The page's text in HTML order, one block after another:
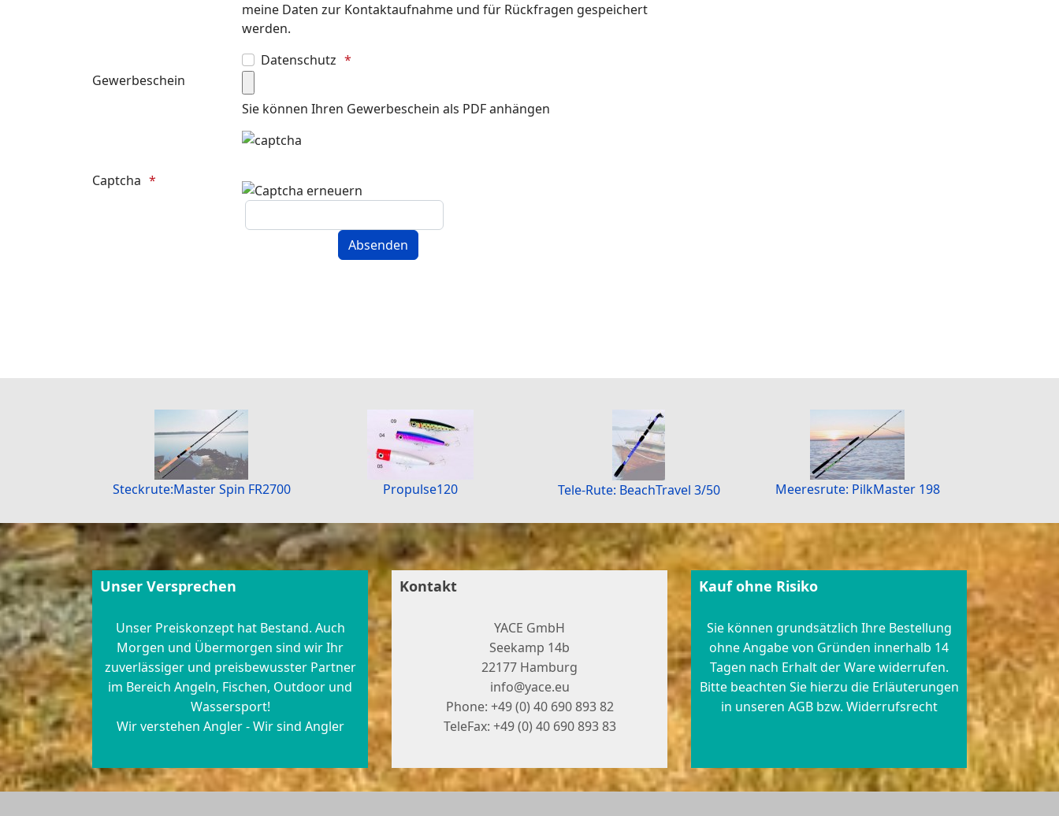
meine Daten zur Kontaktaufnahme und für Rückfragen gespeichert
werden.
Datenschutz
Gewerbeschein
Sie können Ihren Gewerbeschein als PDF anhängen
Captcha
Steckrute:Master Spin FR2700 Propulse120 Tele-Rute: BeachTravel 3/50 Meeresrute: PilkMaster 198
Unser Versprechen
Unser Preiskonzept hat Bestand. Auch
Morgen und Übermorgen sind wir Ihr
zuverlässiger und preisbewusster Partner
im Bereich Angeln, Fischen, Outdoor und
Wassersport!
Wir verstehen Angler - Wir sind Angler
Kontakt
YACE GmbH
Seekamp 14b
22177 Hamburg
info@yace.eu
Phone: +49 (0) 40 690 893 82
TeleFax: +49 (0) 40 690 893 83
Kauf ohne Risiko
Sie können grundsätzlich Ihre Bestellung
ohne Angabe von Gründen innerhalb 14
Tagen nach Erhalt der Ware widerrufen.
Bitte beachten Sie hierzu die Erläuterungen
in unseren AGB bzw. Widerrufsrecht